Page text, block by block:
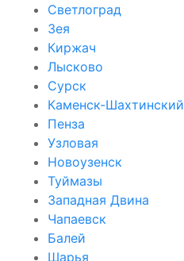
Светлоград
Зея
Киржач
Лысково
Сурск
Каменск-Шахтинский
Пенза
Узловая
Новоузенск
Туймазы
Западная Двина
Чапаевск
Балей
Шарья